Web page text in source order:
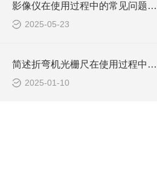
影像仪在使用过程中的常见问题相应解决方法分享
2025-05-23
简述折弯机光栅尺在使用过程中的常见问题相应解决方法
2025-01-10